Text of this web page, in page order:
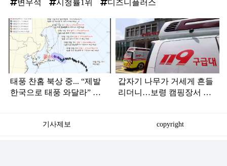
변우석
시청률1위 디즈니플러스
탑
라
인
태풍 찬홈 북상 중... “제발
한국으로 태풍 와달라” 말
갑자기 나무가 거세게 흔들
리더니…보령 캠핑장서 일
기사제보 copyright